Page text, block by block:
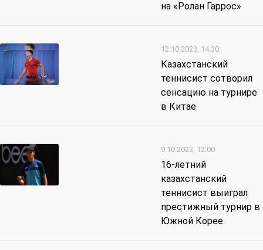
на «Ролан Гаррос»
12.10.2023, 14:30
Казахстанский
теннисист сотворил
сенсацию на турнире
в Китае
9.10.2023, 12:00
16-летний
казахстанский
теннисист выиграл
престижный турнир в
Южной Корее